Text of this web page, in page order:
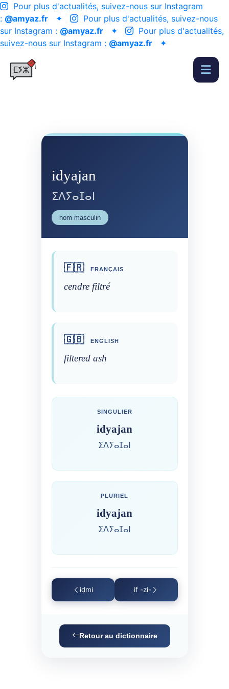
Pour plus d'actualités, suivez-nous sur Instagram
: @amyaz.fr ✦
Pour plus d'actualités, suivez-nous
sur Instagram : @amyaz.fr ✦
Pour plus d'actualités,
suivez-nous sur Instagram : @amyaz.fr ✦
idyajan
ⵉⴷⵢⴰⵊⴰⵏ
nom masculin
🇫🇷 FRANÇAIS
cendre filtré
🇬🇧 ENGLISH
filtered ash
SINGULIER
idyajan
ⵉⴷⵢⴰⵊⴰⵏ
PLURIEL
idyajan
ⵉⴷⵢⴰⵊⴰⵏ
iḍmi if -zi-
Retour au dictionnaire